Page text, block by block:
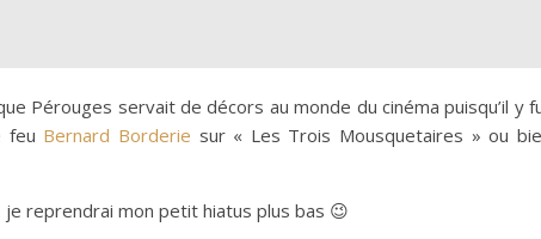
Pérouges servait de décors au monde du cinéma puisqu’il y
feu Bernard Borderie sur « Les Trois Mousquetaires » ou
reprendrai mon petit hiatus plus bas 😉